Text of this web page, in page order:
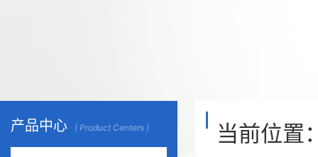
产品中心 ( Product Centers ) 当前位置